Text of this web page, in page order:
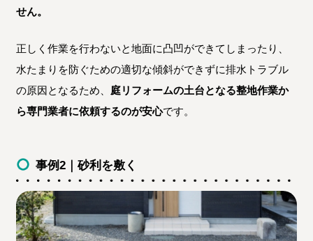
せん。
正しく作業を行わないと地面に凸凹ができてしまったり、
水たまりを防ぐための適切な傾斜ができずに排水トラブル
の原因となるため、 庭リフォームの土台となる整地作業か
ら専門業者に依頼するのが安心です。
事例2｜砂利を敷く